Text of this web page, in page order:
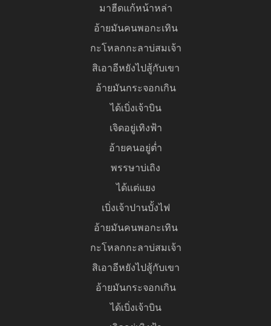
มาฮีดแก้หน้าหล่า
อ้ายมันคนพอกะเทิน
กะโหลกกะลาบ่สมเจ้า
สิเอาอีหยังไปสู้กับเขา
อ้ายมันกระจอกเกิน
ได้เบิ่งเจ้าบิน
เจิดอยู่เทิงฟ้า
อ้ายคนอยู่ต่ำ
พรรษาบ่เถิง
ได้แต่แยง
เบิ่งเจ้าปานบั้งไฟ
อ้ายมันคนพอกะเทิน
กะโหลกกะลาบ่สมเจ้า
สิเอาอีหยังไปสู้กับเขา
อ้ายมันกระจอกเกิน
ได้เบิ่งเจ้าบิน